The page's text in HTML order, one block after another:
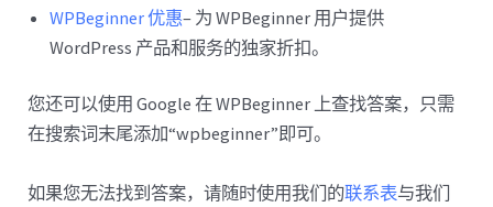
WPBeginner 优惠– 为 WPBeginner 用户提供
WordPress 产品和服务的独家折扣。
您还可以使用 Google 在 WPBeginner 上查找答案，只需
在搜索词末尾添加“wpbeginner”即可。
如果您无法找到答案，请随时使用我们的联系表与我们